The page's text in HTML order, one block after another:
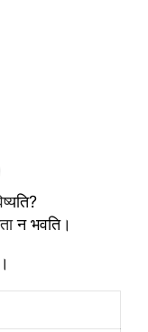
न भवति।